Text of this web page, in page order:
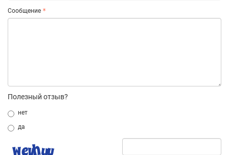
Сообщение
Полезный отзыв?
нет
да